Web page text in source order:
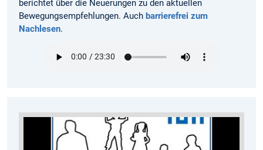
berichtet über die Neuerungen zu den aktuellen
Bewegungsempfehlungen. Auch barrierefrei zum
Nachlesen.